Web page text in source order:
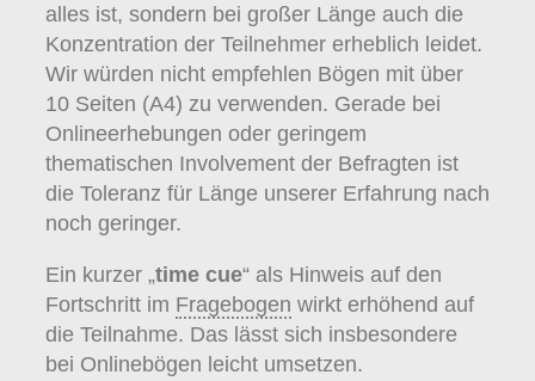
alles ist, sondern bei großer Länge auch die
Konzentration der Teilnehmer erheblich leidet.
Wir würden nicht empfehlen Bögen mit über
10 Seiten (A4) zu verwenden. Gerade bei
Onlineerhebungen oder geringem
thematischen Involvement der Befragten ist
die Toleranz für Länge unserer Erfahrung nach
noch geringer.
Ein kurzer „time cue“ als Hinweis auf den
Fortschritt im Fragebogen wirkt erhöhend auf
die Teilnahme. Das lässt sich insbesondere
bei Onlinebögen leicht umsetzen.